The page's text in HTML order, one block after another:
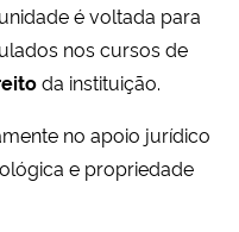
é voltada para
nos cursos de
da instituição.
no apoio jurídico
e propriedade